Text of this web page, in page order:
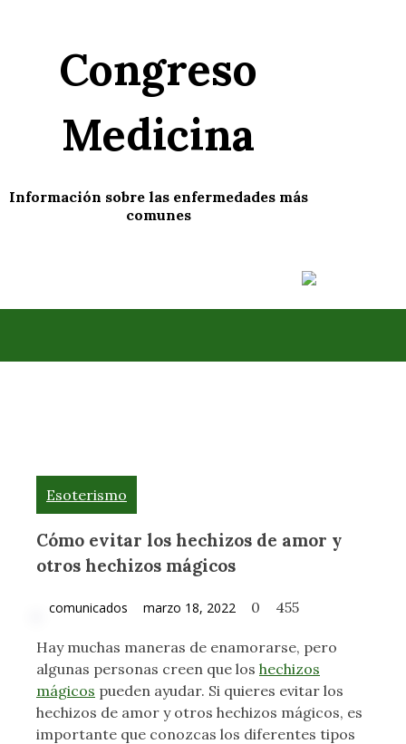
Congreso
Medicina
Información sobre las enfermedades más
comunes
Esoterismo
Cómo evitar los hechizos de amor y
otros hechizos mágicos
comunicados marzo 18, 2022 0 455
Hay muchas maneras de enamorarse, pero
algunas personas creen que los hechizos
mágicos pueden ayudar. Si quieres evitar los
hechizos de amor y otros hechizos mágicos, es
importante que conozcas los diferentes tipos